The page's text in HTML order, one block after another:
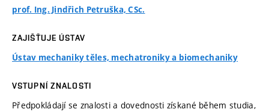
prof. Ing. Jindřich Petruška, CSc.
ZAJIŠŤUJE ÚSTAV
Ústav mechaniky těles, mechatroniky a biomechaniky
VSTUPNÍ ZNALOSTI
Předpokládají se znalosti a dovednosti získané během studia,